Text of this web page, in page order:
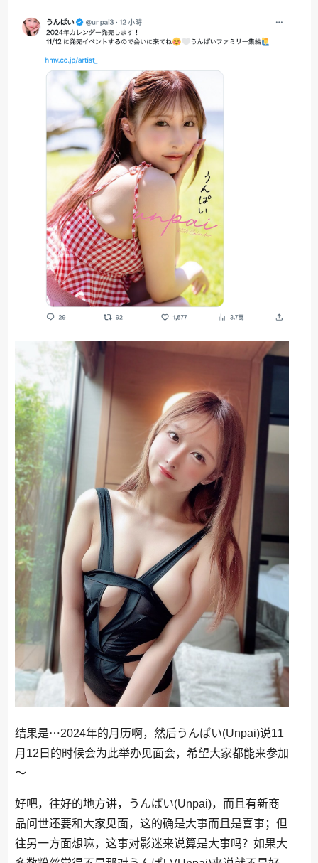
结果是⋯2024年的月历啊，然后うんぱい(Unpai)说11
月12日的时候会为此举办见面会，希望大家都能来参加
〜
好吧，往好的地方讲，うんぱい(Unpai)，而且有新商
品问世还要和大家见面，这的确是大事而且是喜事；但
往另一方面想嘛，这事对影迷来说算是大事吗？如果大